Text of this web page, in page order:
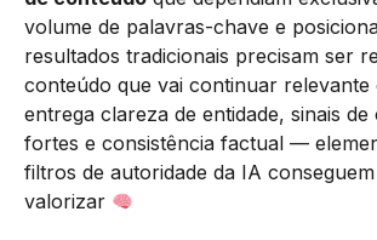
volume de palavras-chave e
resultados tradicionais precisam ser
conteúdo que vai continuar relevante
entrega clareza de entidade, sinais de
fortes e consistência factual —
filtros de autoridade da IA
valorizar